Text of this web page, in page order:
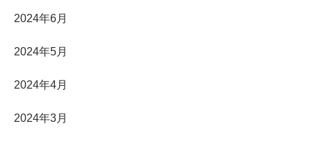
2024年6月
2024年5月
2024年4月
2024年3月